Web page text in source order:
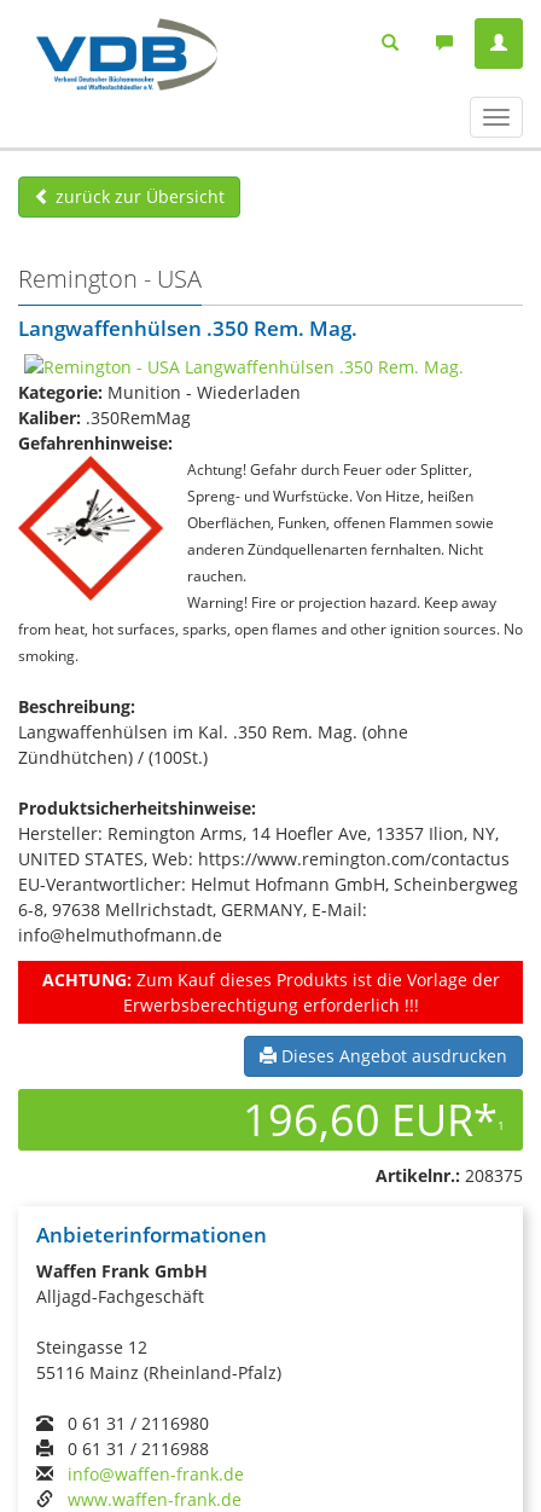
ein-/
zurück zur Übersicht
Remington - USA
Langwaffenhülsen .350 Rem. Mag.
Kategorie: Munition - Wiederladen
Kaliber: .350RemMag
Gefahrenhinweise:
Achtung! Gefahr durch Feuer oder Splitter,
Spreng- und Wurfstücke. Von Hitze, heißen
Oberflächen, Funken, offenen Flammen sowie
anderen Zündquellenarten fernhalten. Nicht
rauchen.
Warning! Fire or projection hazard. Keep away
from heat, hot surfaces, sparks, open flames and other ignition sources. No
smoking.
Beschreibung:
Langwaffenhülsen im Kal. .350 Rem. Mag. (ohne
Zündhütchen) / (100St.)
Produktsicherheitshinweise:
Hersteller: Remington Arms, 14 Hoefler Ave, 13357 Ilion, NY,
UNITED STATES, Web: https://www.remington.com/contactus
EU-Verantwortlicher: Helmut Hofmann GmbH, Scheinbergweg
6-8, 97638 Mellrichstadt, GERMANY, E-Mail:
info@helmuthofmann.de
ACHTUNG:Zum Kauf dieses Produkts ist die Vorlage der
Erwerbsberechtigung erforderlich !!!
Dieses Angebot ausdrucken
196,60 EUR*1
Artikelnr.: 208375
Anbieterinformationen
Waffen Frank GmbH
Alljagd-Fachgeschäft
Steingasse 12
55116 Mainz (Rheinland-Pfalz)
0 61 31 / 2116980
0 61 31 / 2116988
info@waffen-frank.de
www.waffen-frank.de